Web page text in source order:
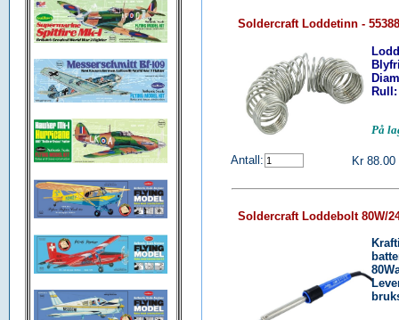
Soldercraft Loddetinn -
På
Antall: Kr 88.00
Soldercraft Loddebolt 80W/